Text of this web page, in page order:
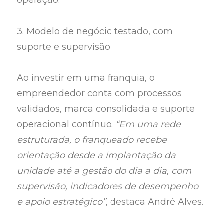
3. Modelo de negócio testado, com
suporte e supervisão
Ao investir em uma franquia, o
empreendedor conta com processos
validados, marca consolidada e suporte
operacional contínuo. “Em uma rede
estruturada, o franqueado recebe
orientação desde a implantação da
unidade até a gestão do dia a dia, com
supervisão, indicadores de desempenho
e apoio estratégico”, destaca André Alves.